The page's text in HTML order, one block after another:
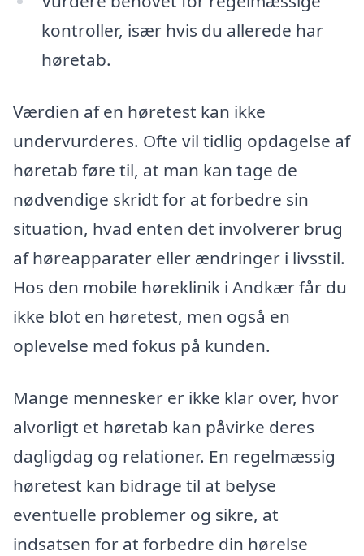
kontroller, især hvis du allerede har
høretab.
Værdien af en høretest kan ikke
undervurderes. Ofte vil tidlig opdagelse af
høretab føre til, at man kan tage de
nødvendige skridt for at forbedre sin
situation, hvad enten det involverer brug
af høreapparater eller ændringer i livsstil.
Hos den mobile høreklinik i Andkær får du
ikke blot en høretest, men også en
oplevelse med fokus på kunden.
Mange mennesker er ikke klar over, hvor
alvorligt et høretab kan påvirke deres
dagligdag og relationer. En regelmæssig
høretest kan bidrage til at belyse
eventuelle problemer og sikre, at
indsatsen for at forbedre din hørelse